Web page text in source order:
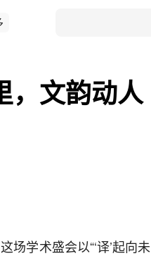
文韵动人
学术盛会以“‘译’起向未